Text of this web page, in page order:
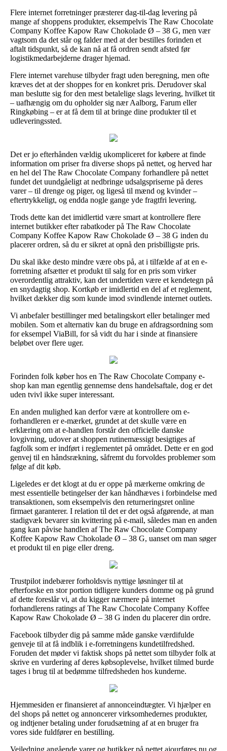
Flere internet forretninger præsterer dag-til-dag levering på
mange af shoppens produkter, eksempelvis The Raw Chocolate
Company Koffee Kapow Raw Chokolade Ø – 38 G, men vær
vagtsom da det står og falder med at der bestilles forinden et
aftalt tidspunkt, så de kan nå at få ordren sendt afsted før
logistikmedarbejderne drager hjemad.
Flere internet varehuse tilbyder fragt uden beregning, men ofte
kræves det at der shoppes for en konkret pris. Derudover skal
man beslutte sig for den mest betalelige slags levering, hvilket tit
– uafhængig om du opholder sig nær Aalborg, Farum eller
Ringkøbing – er at få dem til at bringe dine produkter til et
udleveringssted.
Det er jo efterhånden vældig ukompliceret for købere at finde
information om priser fra diverse shops på nettet, og herved har
en hel del The Raw Chocolate Company forhandlere på nettet
fundet det uundgåeligt at nedbringe udsalgspriserne på deres
varer – til drenge og piger, og ligeså til mænd og kvinder –
eftertrykkeligt, og endda nogle gange yde fragtfri levering.
Trods dette kan det imidlertid være smart at kontrollere flere
internet butikker efter rabatkoder på The Raw Chocolate
Company Koffee Kapow Raw Chokolade Ø – 38 G inden du
placerer ordren, så du er sikret at opnå den prisbilligste pris.
Du skal ikke desto mindre være obs på, at i tilfælde af at en e-
forretning afsætter et produkt til salg for en pris som virker
overordentlig attraktiv, kan det undertiden være et kendetegn på
en snydagtig shop. Kortkøb er imidlertid en del af et reglement,
hvilket dækker dig som kunde imod svindlende internet outlets.
Vi anbefaler bestillinger med betalingskort eller betalinger med
mobilen. Som et alternativ kan du bruge en afdragsordning som
for eksempel ViaBill, for så vidt du har i sinde at finansiere
beløbet over flere uger.
Forinden folk køber hos en The Raw Chocolate Company e-
shop kan man egentlig gennemse dens handelsaftale, dog er det
uden tvivl ikke super interessant.
En anden mulighed kan derfor være at kontrollere om e-
forhandleren er e-mærket, grundet at det skulle være en
erklæring om at e-handlen forstår den officielle danske
lovgivning, udover at shoppen rutinemæssigt besigtiges af
fagfolk som er indført i reglementet på området. Dette er en god
genvej til en håndsrækning, såfremt du forvoldes problemer som
følge af dit køb.
Ligeledes er det klogt at du er oppe på mærkerne omkring de
mest essentielle betingelser der kan håndhæves i forbindelse med
transaktionen, som eksempelvis den returneringsret online
firmaet garanterer. I relation til det er det også afgørende, at man
stadigvæk bevarer sin kvittering på e-mail, således man en anden
gang kan påvise handlen af The Raw Chocolate Company
Koffee Kapow Raw Chokolade Ø – 38 G, uanset om man søger
et produkt til en pige eller dreng.
Trustpilot indebærer forholdsvis nyttige løsninger til at
efterforske en stor portion tidligere kunders domme og på grund
af dette foreslår vi, at du kigger nærmere på internet
forhandlerens ratings af The Raw Chocolate Company Koffee
Kapow Raw Chokolade Ø – 38 G inden du placerer din ordre.
Facebook tilbyder dig på samme måde ganske værdifulde
genveje til at få indblik i e-forretningens kundetilfredshed.
Foruden det møder vi faktisk shops på nettet som tilbyder folk at
skrive en vurdering af deres købsoplevelse, hvilket tilmed burde
tages i brug til at bedømme tilfredsheden hos kunderne.
Hjemmesiden er finansieret af annonceindtægter. Vi hjælper en
del shops på nettet og annoncerer virksomhedernes produkter,
og indtjener betaling under forudsætning af at en bruger fra
vores side fuldfører en bestilling.
Vejledning angående varer og butikker på nettet ajourføres nu og